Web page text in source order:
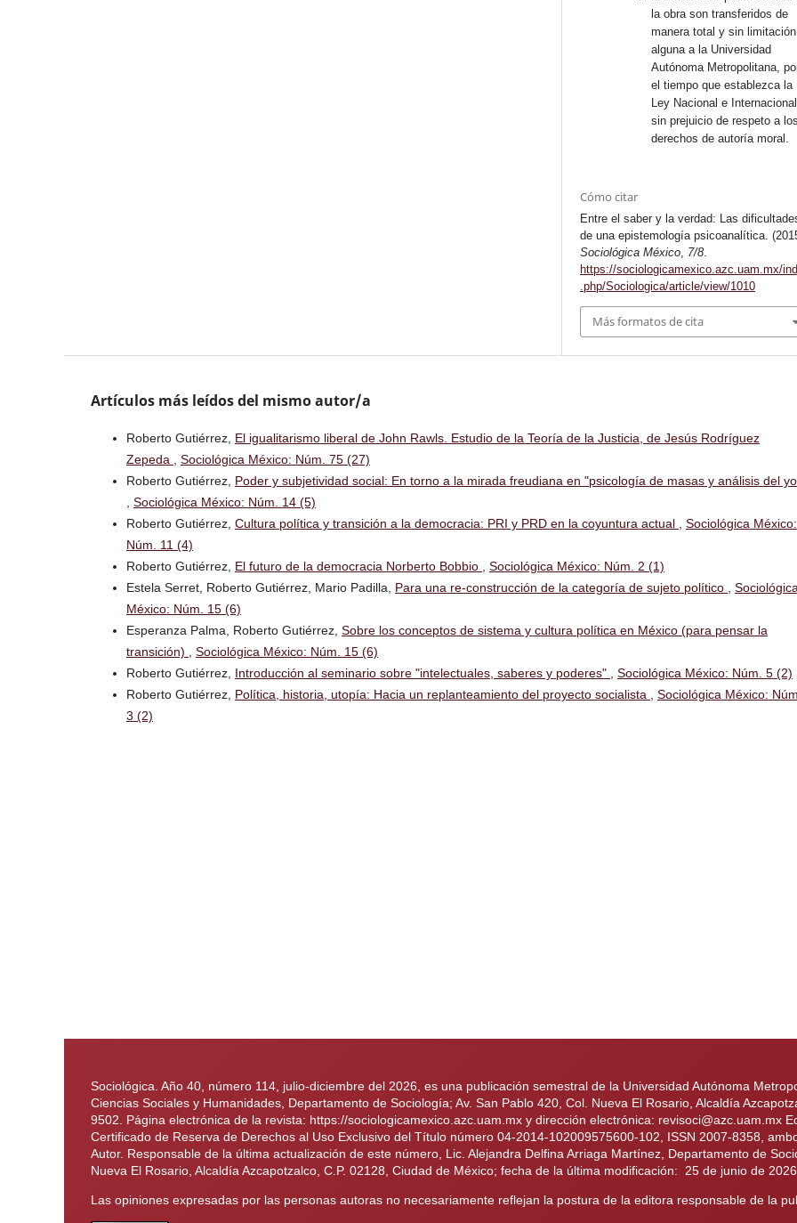
la obra son transferidos de
manera total y sin limitación
alguna a la Universidad
Autónoma Metropolitana,
el tiempo que establezca la
Ley Nacional e
sin prejuicio de respeto a los
derechos de autoría moral.
Cómo citar
Entre el saber y la verdad: Las
de una epistemología psicoanalítica.
Sociológica México 7/8
https://sociologicamexico.azc.uam.mx/
.php/Sociologica/article/view/1010
Más formatos de cita
Artículos más leídos del mismo autor/a
Roberto Gutiérrez, El igualitarismo liberal de John Rawls. Estudio de la Teoría de la Justicia, de Jesús Rodríguez
Zepeda
Sociológica México: Núm. 75 (27)
Roberto Gutiérrez, Poder y subjetividad social: En torno a la mirada freudiana en "psicología de masas y análisis del
Sociológica México: Núm. 14 (5)
Roberto Gutiérrez, Cultura política y transición a la democracia: PRI y PRD en la coyuntura actual
Sociológica México:
Núm. 11 (4)
Roberto Gutiérrez, El futuro de la democracia Norberto Bobbio
Sociológica México: Núm. 2 (1)
Estela Serret, Roberto Gutiérrez, Mario Padilla, Para una re-construcción de la categoría de sujeto político
Sociológica
México: Núm. 15 (6)
Esperanza Palma, Roberto Gutiérrez, Sobre los conceptos de sistema y cultura política en México (para pensar la
transición)
Sociológica México: Núm. 15 (6)
Roberto Gutiérrez, Introducción al seminario sobre "intelectuales, saberes y poderes"
Sociológica México: Núm. 5 (2)
Roberto Gutiérrez, Política, historia, utopía: Hacia un replanteamiento del proyecto socialista
Sociológica México: Núm.
3 (2)
Sociológica. Año 40, número 114, julio-diciembre del 2026, es una publicación semestral de la Universidad Autónoma
Ciencias Sociales y Humanidades, Departamento de Sociología; Av. San Pablo 420, Col. Nueva El Rosario, Alcaldía
9502. Página electrónica de la revista: https://sociologicamexico.azc.uam.mx y dirección electrónica: revisoci@azc.uam.mx
Certificado de Reserva de Derechos al Uso Exclusivo del Título número 04-2014-102009575600-102, ISSN 2007-8358,
Autor. Responsable de la última actualización de este número, Lic. Alejandra Delfina Arriaga Martínez, Departamento de
Nueva El Rosario, Alcaldía Azcapotzalco, C.P. 02128, Ciudad de México; fecha de la última modificación: 25 de junio de
Las opiniones expresadas por las personas autoras no necesariamente reflejan la postura de la editora responsable de la